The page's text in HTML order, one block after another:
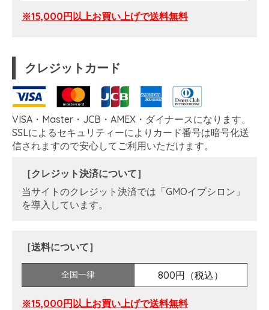
※15,000円以上お買い上げで送料無料
クレジットカード
VISA・Master・JCB・AMEX・ダイナースになります。
SSLによるセキュリティーによりカード番号は暗号化送
信されますので安心してご利用いただけます。
［クレジット決済について］
当サイトのクレジット決済では「GMOイプシロン」
を導入しています。
［送料について］
全国一律 800円（税込）
※15,000円以上お買い上げで送料無料